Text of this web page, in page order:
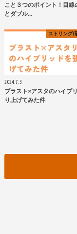
こと３つのポイント！目線
とダブル…
ストリング(
2024.7.3
ブラスト×アスタのハイブ
り上げてみた件